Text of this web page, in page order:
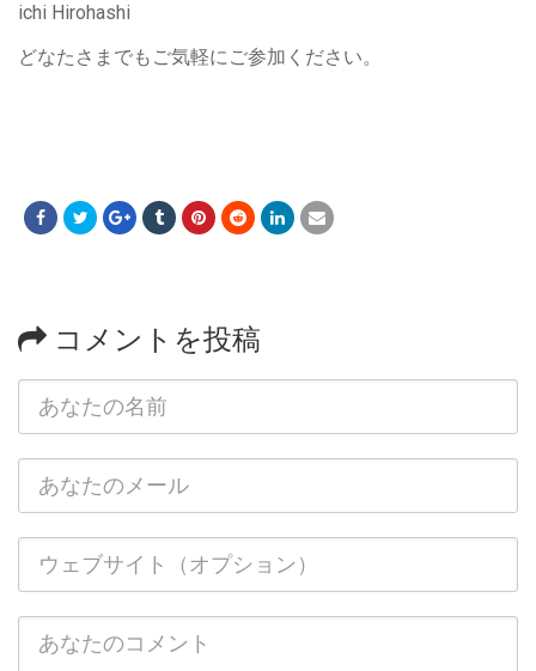
ichi Hirohashi
どなたさまでもご気軽にご参加ください。
コメントを投稿